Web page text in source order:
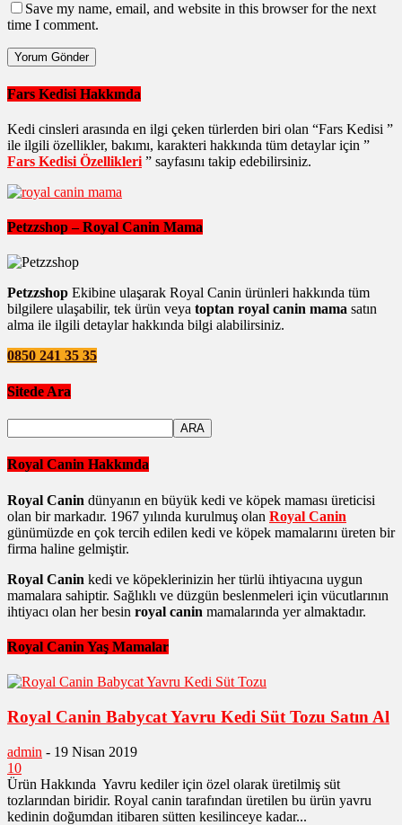
Save my name, email, and website in this browser for the next
time I comment.
Fars Kedisi Hakkında
Kedi cinsleri arasında en ilgi çeken türlerden biri olan “Fars Kedisi ”
ile ilgili özellikler, bakımı, karakteri hakkında tüm detaylar için ”
Fars Kedisi Özellikleri ” sayfasını takip edebilirsiniz.
Petzzshop – Royal Canin Mama
Petzzshop Ekibine ulaşarak Royal Canin ürünleri hakkında tüm
bilgilere ulaşabilir, tek ürün veya toptan royal canin mama satın
alma ile ilgili detaylar hakkında bilgi alabilirsiniz.
0850 241 35 35
Sitede Ara
Royal Canin Hakkında
Royal Canin dünyanın en büyük kedi ve köpek maması üreticisi
olan bir markadır. 1967 yılında kurulmuş olan Royal Canin
günümüzde en çok tercih edilen kedi ve köpek mamalarını üreten bir
firma haline gelmiştir.
Royal Canin kedi ve köpeklerinizin her türlü ihtiyacına uygun
mamalara sahiptir. Sağlıklı ve düzgün beslenmeleri için vücutlarının
ihtiyacı olan her besin royal canin mamalarında yer almaktadır.
Royal Canin Yaş Mamalar
Royal Canin Babycat Yavru Kedi Süt Tozu Satın Al
admin - 19 Nisan 2019
10
Ürün Hakkında Yavru kediler için özel olarak üretilmiş süt
tozlarından biridir. Royal canin tarafından üretilen bu ürün yavru
kedinin doğumdan itibaren sütten kesilinceye kadar...